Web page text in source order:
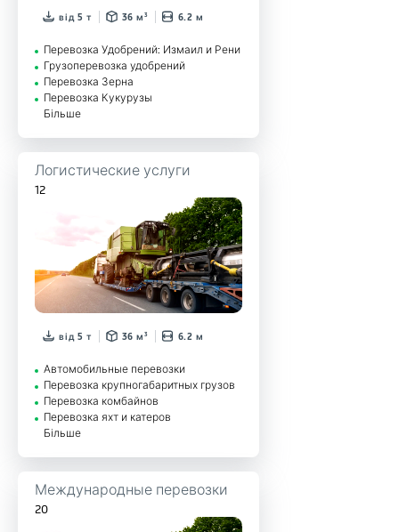
від 5 т 36 м³ 6.2 м
Перевозка Удобрений: Измаил и Рени
Грузоперевозка удобрений
Перевозка Зерна
Перевозка Кукурузы
Більше
Логистические услуги
12
від 5 т 36 м³ 6.2 м
Автомобильные перевозки
Перевозка крупногабаритных грузов
Перевозка комбайнов
Перевозка яхт и катеров
Більше
Международные перевозки
20